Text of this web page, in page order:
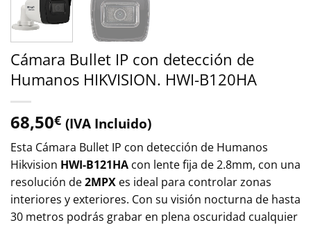
Cámara Bullet IP con detección de
Humanos HIKVISION. HWI-B120HA
68,50€ (IVA Incluido)
Esta Cámara Bullet IP con detección de Humanos
Hikvision HWI-B121HA con lente fija de 2.8mm, con una
resolución de2MPX es ideal para controlar zonas
interiores y exteriores. Con su visión nocturna de hasta
30 metros podrás grabar en plena oscuridad cualquier